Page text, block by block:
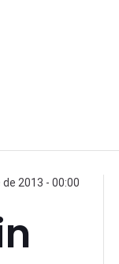
2013 - 00:00